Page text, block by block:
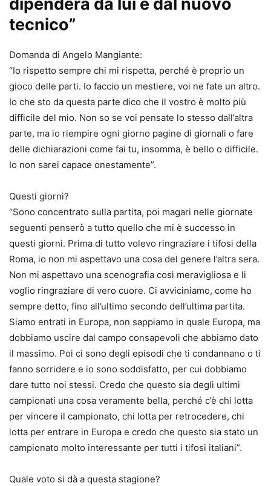
dipenderà da lui e dal nuovo
tecnico”
Domanda di Angelo Mangiante:
“Io rispetto sempre chi mi rispetta, perché è proprio un
gioco delle parti. Io faccio un mestiere, voi ne fate un altro.
Io che sto da questa parte dico che il vostro è molto più
difficile del mio. Non so se voi pensate lo stesso dall’altra
parte, ma io riempire ogni giorno pagine di giornali o fare
delle dichiarazioni come fai tu, insomma, è bello o difficile.
Io non sarei capace onestamente”.
Questi giorni?
“Sono concentrato sulla partita, poi magari nelle giornate
seguenti penserò a tutto quello che mi è successo in
questi giorni. Prima di tutto volevo ringraziare i tifosi della
Roma, io non mi aspettavo una cosa del genere l’altra sera.
Non mi aspettavo una scenografia così meravigliosa e li
voglio ringraziare di vero cuore. Ci avviciniamo, come ho
sempre detto, fino all’ultimo secondo dell’ultima partita.
Siamo entrati in Europa, non sappiamo in quale Europa, ma
dobbiamo uscire dal campo consapevoli che abbiamo dato
il massimo. Poi ci sono degli episodi che ti condannano o ti
fanno sorridere e io sono soddisfatto, per cui dobbiamo
dare tutto noi stessi. Credo che questo sia degli ultimi
campionati una cosa veramente bella, perché c’è chi lotta
per vincere il campionato, chi lotta per retrocedere, chi
lotta per entrare in Europa e credo che questo sia stato un
campionato molto interessante per tutti i tifosi italiani”.
Quale voto si dà a questa stagione?